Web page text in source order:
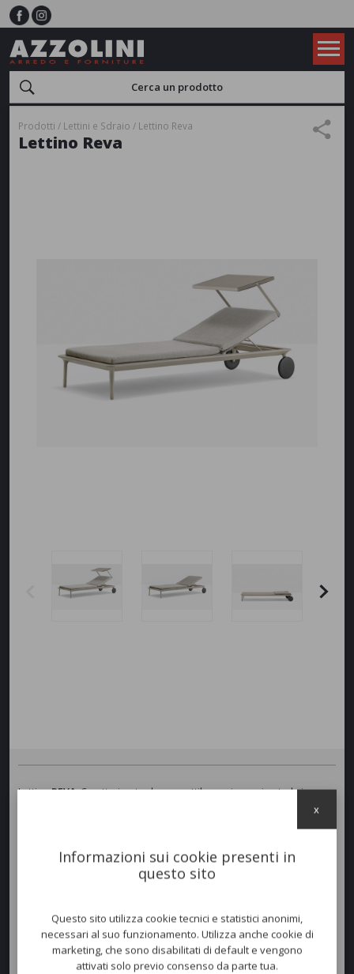
Prodotti Lettini e Sdraio Lettino Reva
Lettino Reva
LettinoREVA. Caratterizzato da una sottile cornice perimetrale in
confortevole.
Colori disponibili
Informazioni sui cookie presenti in
questo sito
Questo sito utilizza cookie tecnici e statistici anonimi,
necessari al suo funzionamento. Utilizza anche cookie di
marketing, che sono disabilitati di default e vengono
attivati solo previo consenso da parte tua.
x